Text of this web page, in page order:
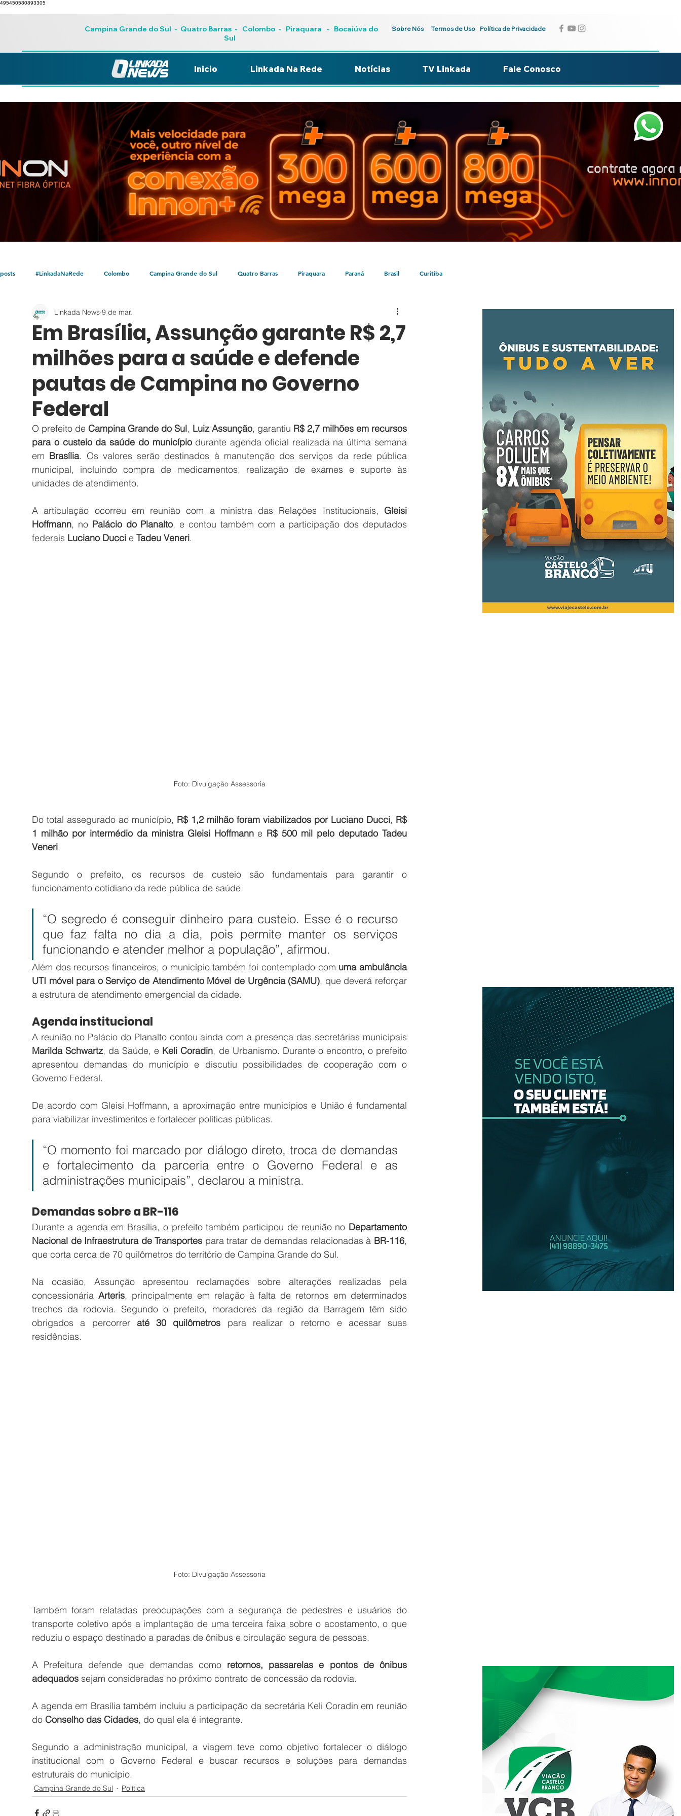
495450580893305
Campina Grande do Sul - Quatro Barras- Colombo- Piraquara - Bocaiúva do
Sul
Sobre Nós Termos de Uso Política de Privacidade
Inicio Linkada Na Rede Notícias TV Linkada Fale Conosco
#LinkadaNaRede Colombo Campina Grande do Sul Quatro Barras Piraquara Paraná Brasil Curitiba
Policial Bocaiúva do Sul
Em Brasília, Assunção garante R$ 2,7
milhões para a saúde e defende
pautas de Campina no Governo
Federal
Linkada News 9 de mar.
O prefeito de Campina Grande do Sul, Luiz Assunção, garantiu R$ 2,7 milhões em recursos
para o custeio da saúde do município durante agenda oficial realizada na última semana
em Brasília. Os valores serão destinados à manutenção dos serviços da rede pública
municipal, incluindo compra de medicamentos, realização de exames e suporte às
unidades de atendimento.
A articulação ocorreu em reunião com a ministra das Relações Institucionais, Gleisi
Hoffmann, no Palácio do Planalto, e contou também com a participação dos deputados
federais Luciano Ducci e Tadeu Veneri.
Foto: Divulgação Assessoria
Do total assegurado ao município, R$ 1,2 milhão foram viabilizados por Luciano Ducci, R$
1 milhão por intermédio da ministra Gleisi Hoffmann e R$ 500 mil pelo deputado Tadeu
Veneri.
Segundo o prefeito, os recursos de custeio são fundamentais para garantir o
funcionamento cotidiano da rede pública de saúde.
“O segredo é conseguir dinheiro para custeio. Esse é o recurso
que faz falta no dia a dia, pois permite manter os serviços
funcionando e atender melhor a população”, afirmou.
Além dos recursos financeiros, o município também foi contemplado com uma ambulância
UTI móvel para o Serviço de Atendimento Móvel de Urgência (SAMU), que deverá reforçar
a estrutura de atendimento emergencial da cidade.
Agenda institucional
Marilda Schwartz, da Saúde, e Keli Coradin, de Urbanismo. Durante o encontro, o prefeito
apresentou demandas do município e discutiu possibilidades de cooperação com o
Governo Federal.
De acordo com Gleisi Hoffmann, a aproximação entre municípios e União é fundamental
para viabilizar investimentos e fortalecer políticas públicas.
“O momento foi marcado por diálogo direto, troca de demandas
e fortalecimento da parceria entre o Governo Federal e as
administrações municipais”, declarou a ministra.
Demandas sobre a BR-116
Durante a agenda em Brasília, o prefeito também participou de reunião no Departamento
Nacional de Infraestrutura de Transportes para tratar de demandas relacionadas à BR-116,
que corta cerca de 70 quilômetros do território de Campina Grande do Sul.
Na ocasião, Assunção apresentou reclamações sobre alterações realizadas pela
concessionária Arteris, principalmente em relação à falta de retornos em determinados
trechos da rodovia. Segundo o prefeito, moradores da região da Barragem têm sido
obrigados a percorrer até 30 quilômetros para realizar o retorno e acessar suas
residências.
Foto: Divulgação Assessoria
Também foram relatadas preocupações com a segurança de pedestres e usuários do
transporte coletivo após a implantação de uma terceira faixa sobre o acostamento, o que
reduziu o espaço destinado a paradas de ônibus e circulação segura de pessoas.
A Prefeitura defende que demandas como retornos, passarelas e pontos de ônibus
adequados sejam consideradas no próximo contrato de concessão da rodovia.
A agenda em Brasília também incluiu a participação da secretária Keli Coradin em reunião
do Conselho das Cidades, do qual ela é integrante.
Segundo a administração municipal, a viagem teve como objetivo fortalecer o diálogo
institucional com o Governo Federal e buscar recursos e soluções para demandas
estruturais do município.
Campina Grande do Sul Política